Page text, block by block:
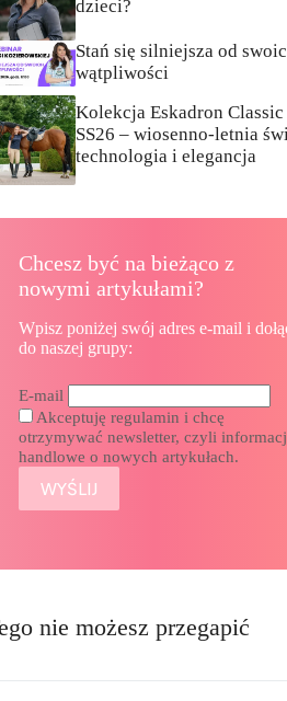
dzieci?
Stań się silniejsza od
wątpliwości
Kolekcja Eskadron Classic
SS26 – wiosenno-letnia
technologia i elegancja
Chcesz być na bieżąco z
nowymi artykułami?
Wpisz poniżej swój adres e-mail i
do naszej grupy:
E-mail
Akceptuję regulamin i chcę
otrzymywać newsletter, czyli
handlowe o nowych artykułach.
nie możesz przegapić